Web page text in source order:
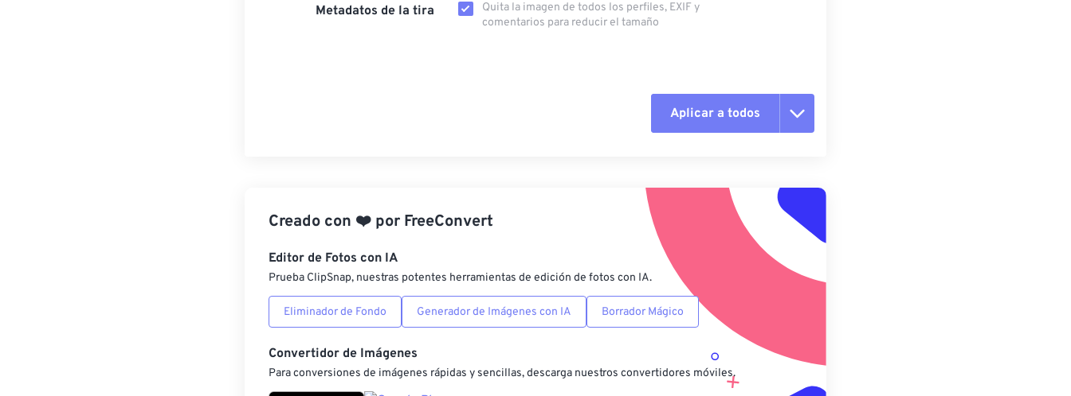
Metadatos de la tira
Quita la imagen de todos los perfiles, EXIF ​​y
comentarios para reducir el tamaño
Aplicar a todos
Aplicar desde el ajuste preestablecido
Guardar como preestablecido
Creado con ❤️ por FreeConvert
Editor de Fotos con IA
Prueba ClipSnap, nuestras potentes herramientas de edición de fotos con IA.
Eliminador de Fondo Generador de Imágenes con IA Borrador Mágico
Convertidor de Imágenes
Para conversiones de imágenes rápidas y sencillas, descarga nuestros convertidores móviles.